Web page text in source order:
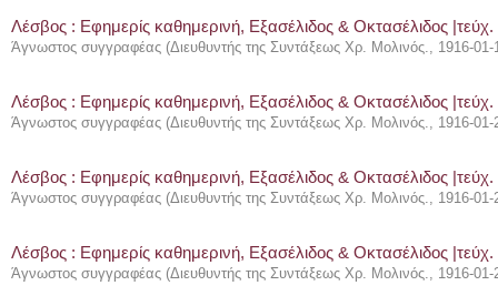
Λέσβος : Eφημερίς καθημερινή, Εξασέλιδος & Οκτασέλιδος
Άγνωστος συγγραφέας (Διευθυντής της Συντάξεως Χρ. Μολινός., 1916-01-
Λέσβος : Eφημερίς καθημερινή, Εξασέλιδος & Οκτασέλιδος
Άγνωστος συγγραφέας (Διευθυντής της Συντάξεως Χρ. Μολινός., 1916-01-
Λέσβος : Eφημερίς καθημερινή, Εξασέλιδος & Οκτασέλιδος
Άγνωστος συγγραφέας (Διευθυντής της Συντάξεως Χρ. Μολινός., 1916-01-
Λέσβος : Eφημερίς καθημερινή, Εξασέλιδος & Οκτασέλιδος
Άγνωστος συγγραφέας (Διευθυντής της Συντάξεως Χρ. Μολινός., 1916-01-